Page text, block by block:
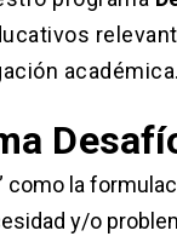
académica.
como la
y/o